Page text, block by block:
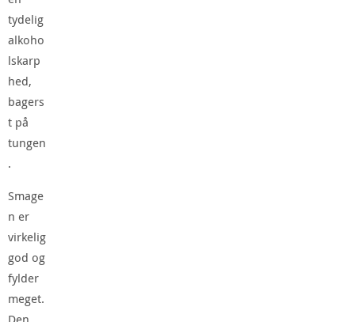
tydelig
alkoho
lskarp
hed,
bagers
t på
tungen
.
Smage
n er
virkelig
god og
fylder
meget.
Den